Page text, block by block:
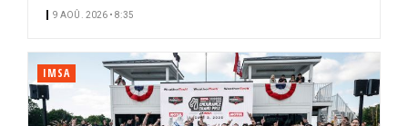
9 AOÛ. 2026 • 8:35
IMSA